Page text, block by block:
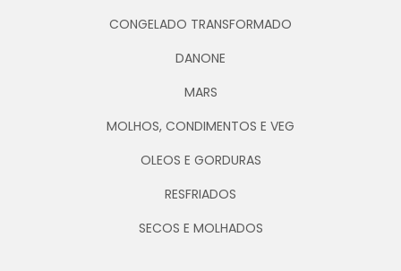
CONGELADO TRANSFORMADO
DANONE
MARS
MOLHOS, CONDIMENTOS E VEG
OLEOS E GORDURAS
RESFRIADOS
SECOS E MOLHADOS